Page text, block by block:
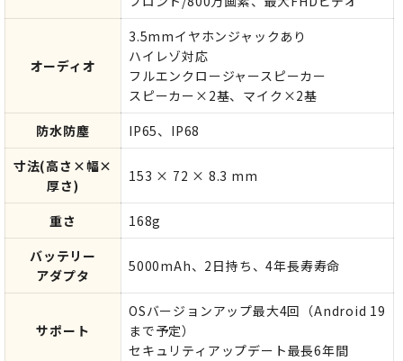
オーディオ
3.5mmイヤホンジャックあり
ハイレゾ対応
フルエンクロージャースピーカー
スピーカー×2基、マイク×2基
防水防塵
IP65、IP68
寸法(高さ×幅×
厚さ)
153 × 72 × 8.3 mm
重さ
168g
バッテリー
アダプタ
5000mAh、2日持ち、4年長寿寿命
サポート
OSバージョンアップ最大4回（Android 19
まで予定）
セキュリティアップデート最長6年間